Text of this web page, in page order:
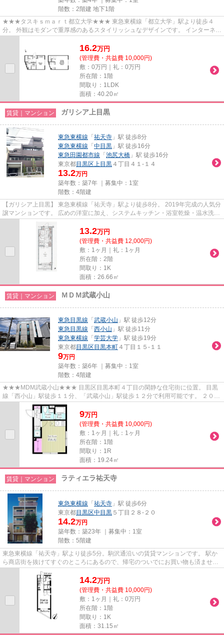
階数：2階建 地下1階
★★★タスキｓｍａｒｔ都立大学★★★ 東急東横線「都立大学」駅より徒歩４
分。 外観はモダンで重厚感のあるスタイリッシュなデザインです。 インターネッ
16.2万円
(管理費・共益費 10,000円)
敷：0万円｜礼：0万円
所在階：1階
間取り：1LDK
面積：40.20㎡
賃貸｜マンション ガリシア上目黒
東急東横線 「 祐天寺 」駅 徒歩8分
東急東横線 「 中目黒 」駅 徒歩16分
東急田園都市線 「 池尻大橋 」駅 徒歩16分
東京都目黒区上目黒 ４丁目４１-１４
13.2万円
築年数：築7年 ｜募集中： 1室
階数：4階建
【ガリシア上目黒】 東急東横線「祐天寺」駅より徒歩8分。 2019年完成の人気分
譲マンションです。 広めの洋室に加え、システムキッチン・浴室乾燥・温水洗浄
便座など充実の設備。 オー...
13.2万円
(管理費・共益費 12,000円)
敷：1ヶ月｜礼：1ヶ月
所在階：2階
間取り：1K
面積：26.66㎡
賃貸｜マンション ＭＤＭ武蔵小山
東急目黒線 「 武蔵小山 」駅 徒歩12分
東急目黒線 「 西小山 」駅 徒歩11分
東急東横線 「 学芸大学 」駅 徒歩19分
東京都目黒区 目黒本町 ４丁目１５-１１
9万円
築年数：築6年 ｜募集中： 1室
階数：4階建
★★★MDM武蔵小山★★★ 目黒区目黒本町４丁目の閑静な住宅街に位置。 目黒
線「西小山」駅徒歩１１分、「武蔵小山」駅徒歩１２分で利用可能です。 ２０２
０年完成の築浅マンション。 住んだ...
9万円
(管理費・共益費 10,000円)
敷：1ヶ月｜礼：1ヶ月
所在階：1階
間取り：1R
面積：19.24㎡
賃貸｜マンション ラティエラ祐天寺
東急東横線 「 祐天寺 」駅 徒歩6分
東京都目黒区中目黒 ５丁目２８-２０
14.2万円
築年数：築23年 ｜募集中： 1室
階数：5階建
東急東横線「祐天寺」駅より徒歩5分。駒沢通沿いの賃貸マンションです。 駅か
ら商店街を抜けてすぐのところにあるので、帰宅のついでにお買い物も済ませて
しまうことが出来ますよ♪
14.2万円
(管理費・共益費 10,000円)
敷：1ヶ月｜礼：0万円
所在階：1階
間取り：1K
面積：31.15㎡